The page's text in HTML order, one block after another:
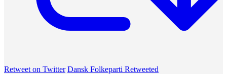
Retweet on Twitter Dansk Folkeparti Retweeted